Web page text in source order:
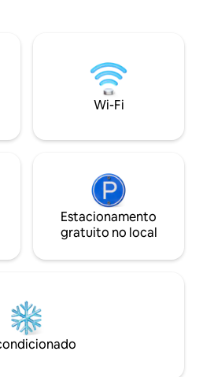
históricas
é ideal
carro
Não é
nossa
de que o
mundo real
querer ir embora!
Wi-Fi
Estacionamento
gratuito no local